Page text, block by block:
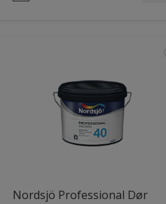
Nordsjö Professional Dør